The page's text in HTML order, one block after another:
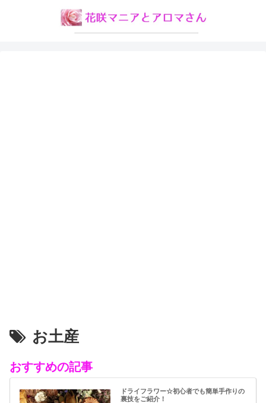
お土産
おすすめの記事
ドライフラワー☆初心者でも簡単手作りの
裏技をご紹介！